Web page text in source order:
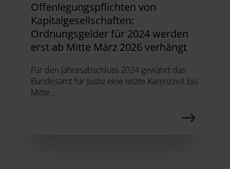
Offenlegungspflichten von
Kapitalgesellschaften:
Ordnungsgelder für 2024 werden
erst ab Mitte März 2026 verhängt
Für den Jahresabschluss 2024 gewährt das
Bundesamt für Justiz eine letzte Karenzzeit bis
Mitte...